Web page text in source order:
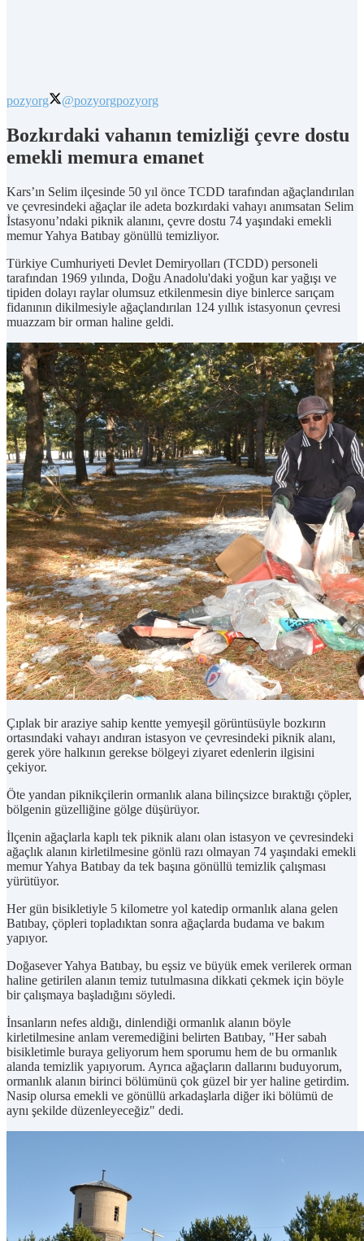
pozyorg @pozyorgpozyorg
Bozkırdaki vahanın temizliği çevre dostu
emekli memura emanet
Kars’ın Selim ilçesinde 50 yıl önce TCDD tarafından ağaçlandırılan
ve çevresindeki ağaçlar ile adeta bozkırdaki vahayı anımsatan Selim
İstasyonu’ndaki piknik alanını, çevre dostu 74 yaşındaki emekli
memur Yahya Batıbay gönüllü temizliyor.
Türkiye Cumhuriyeti Devlet Demiryolları (TCDD) personeli
tarafından 1969 yılında, Doğu Anadolu'daki yoğun kar yağışı ve
tipiden dolayı raylar olumsuz etkilenmesin diye binlerce sarıçam
fidanının dikilmesiyle ağaçlandırılan 124 yıllık istasyonun çevresi
muazzam bir orman haline geldi.
Çıplak bir araziye sahip kentte yemyeşil görüntüsüyle bozkırın
ortasındaki vahayı andıran istasyon ve çevresindeki piknik alanı,
gerek yöre halkının gerekse bölgeyi ziyaret edenlerin ilgisini
çekiyor.
Öte yandan piknikçilerin ormanlık alana bilinçsizce bıraktığı çöpler,
bölgenin güzelliğine gölge düşürüyor.
İlçenin ağaçlarla kaplı tek piknik alanı olan istasyon ve çevresindeki
ağaçlık alanın kirletilmesine gönlü razı olmayan 74 yaşındaki emekli
memur Yahya Batıbay da tek başına gönüllü temizlik çalışması
yürütüyor.
Her gün bisikletiyle 5 kilometre yol katedip ormanlık alana gelen
Batıbay, çöpleri topladıktan sonra ağaçlarda budama ve bakım
yapıyor.
Doğasever Yahya Batıbay, bu eşsiz ve büyük emek verilerek orman
haline getirilen alanın temiz tutulmasına dikkati çekmek için böyle
bir çalışmaya başladığını söyledi.
İnsanların nefes aldığı, dinlendiği ormanlık alanın böyle
kirletilmesine anlam veremediğini belirten Batıbay, "Her sabah
bisikletimle buraya geliyorum hem sporumu hem de bu ormanlık
alanda temizlik yapıyorum. Ayrıca ağaçların dallarını buduyorum,
ormanlık alanın birinci bölümünü çok güzel bir yer haline getirdim.
Nasip olursa emekli ve gönüllü arkadaşlarla diğer iki bölümü de
aynı şekilde düzenleyeceğiz" dedi.